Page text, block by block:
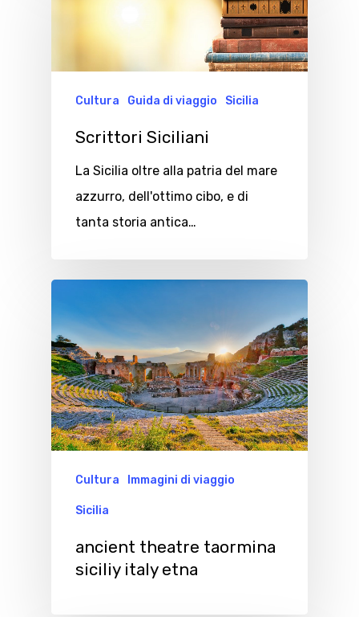
Cultura Guida di viaggio Sicilia
Scrittori Siciliani
La Sicilia oltre alla patria del mare
azzurro, dell'ottimo cibo, e di
tanta storia antica…
Cultura Immagini di viaggio
Sicilia
ancient theatre taormina
siciliy italy etna